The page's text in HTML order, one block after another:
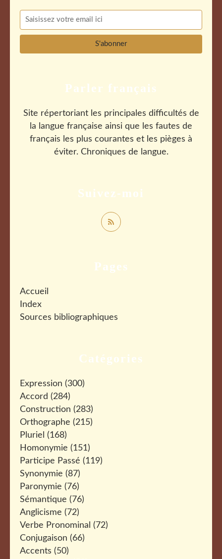
Catégories
Expression (300)
Accord (284)
Construction (283)
Orthographe (215)
Pluriel (168)
Homonymie (151)
Participe Passé (119)
Synonymie (87)
Paronymie (76)
Sémantique (76)
Anglicisme (72)
Verbe Pronominal (72)
Conjugaison (66)
Accents (50)
Pages
Accueil
Index
Sources bibliographiques
Suivez-moi
Parler français
Site répertoriant les principales difficultés de
la langue française ainsi que les fautes de
français les plus courantes et les pièges à
éviter. Chroniques de langue.